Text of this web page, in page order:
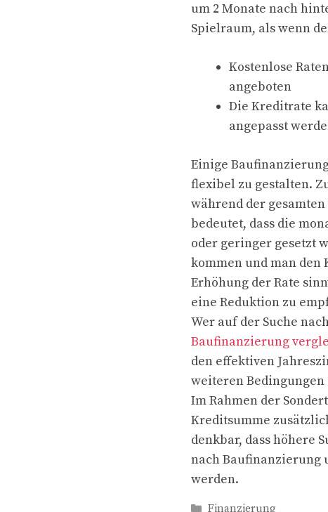
um 2 Monate nach
Spielraum, als wenn
Kostenlose
angeboten
Die Kreditrate
angepasst
Einige
flexibel zu gestalten.
während der
bedeutet, dass die
oder geringer gesetzt
kommen und man
Erhöhung der Rate
eine Reduktion zu
Wer auf der Suche
Baufinanzierung
den effektiven
weiteren
Im Rahmen der
Kreditsumme
denkbar, dass höhere
nach Baufinanzierung
werden.
Kategorien
Finanzierung